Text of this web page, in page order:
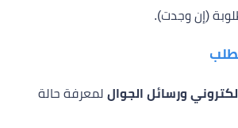
(إن وجدت).
ورسائل الجوال لمعرفة حالة